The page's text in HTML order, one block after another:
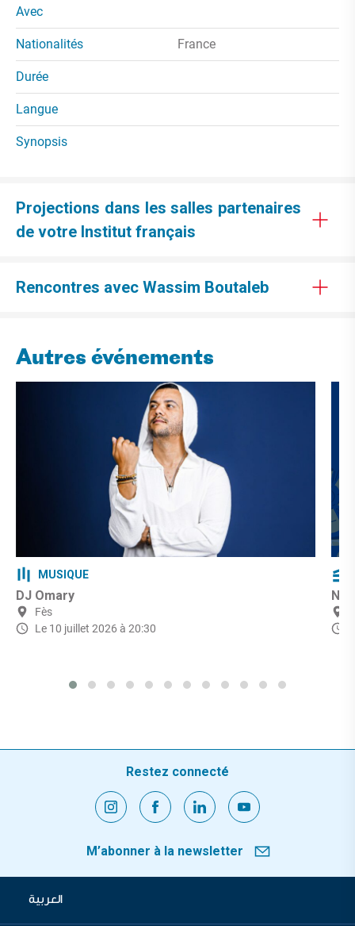
Avec
Nationalités France
Durée
Langue
Synopsis
Projections dans les salles partenaires
de votre Institut français
Rencontres avec Wassim Boutaleb
Autres événements
MUSIQUE
DJ Omary
Fès
Le 10 juillet 2026 à 20:30
Restez connecté
M’abonner à la newsletter
العربية